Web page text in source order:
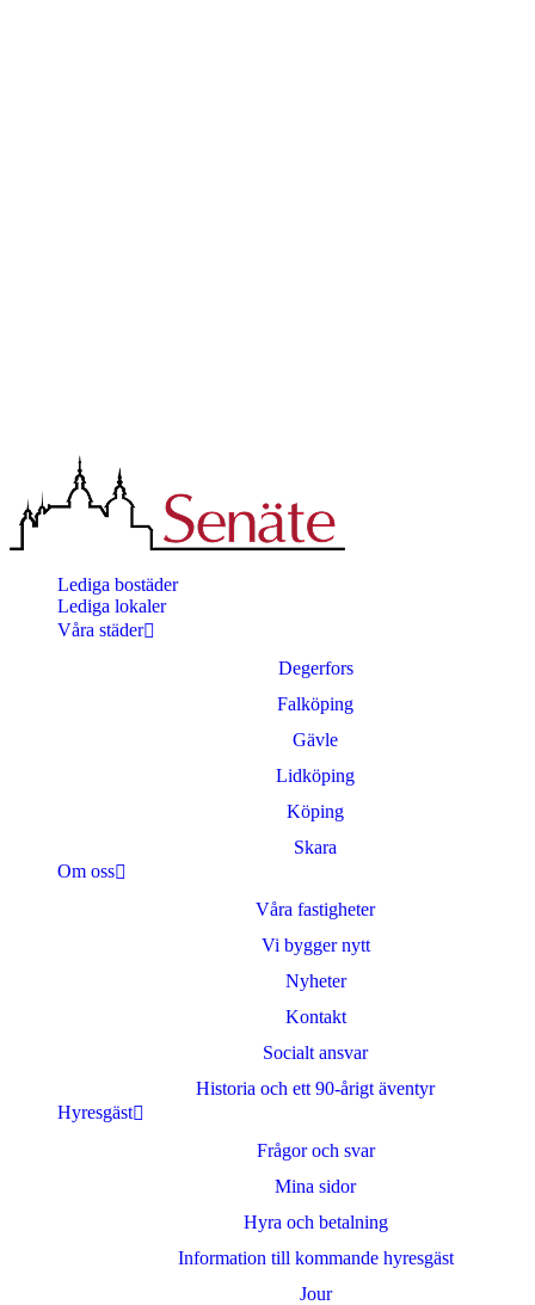
Lediga bostäder
Lediga lokaler
Våra städer
Degerfors
Falköping
Gävle
Lidköping
Köping
Skara
Om oss
Våra fastigheter
Vi bygger nytt
Nyheter
Kontakt
Socialt ansvar
Historia och ett 90-årigt äventyr
Hyresgäst
Frågor och svar
Mina sidor
Hyra och betalning
Information till kommande hyresgäst
Jour